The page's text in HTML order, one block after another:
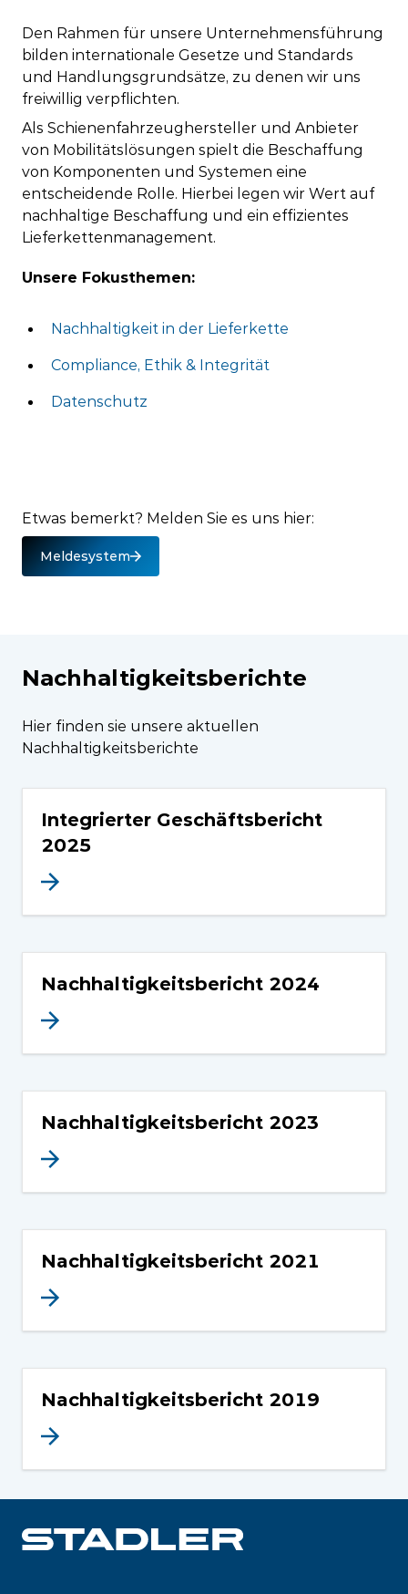
Den Rahmen für unsere Unternehmensführung
bilden internationale Gesetze und Standards
und Handlungsgrundsätze, zu denen wir uns
freiwillig verpflichten.
Als Schienenfahrzeughersteller und Anbieter
von Mobilitätslösungen spielt die Beschaffung
von Komponenten und Systemen eine
entscheidende Rolle. Hierbei legen wir Wert auf
nachhaltige Beschaffung und ein effizientes
Lieferkettenmanagement.
Unsere Fokusthemen:
Nachhaltigkeit in der Lieferkette
Compliance, Ethik & Integrität
Datenschutz
Etwas bemerkt? Melden Sie es uns hier:
Meldesystem
Nachhaltigkeitsberichte
Hier finden sie unsere aktuellen
Nachhaltigkeitsberichte
Integrierter Geschäftsbericht
2025
Nachhaltigkeitsbericht 2024
Nachhaltigkeitsbericht 2023
Nachhaltigkeitsbericht 2021
Nachhaltigkeitsbericht 2019